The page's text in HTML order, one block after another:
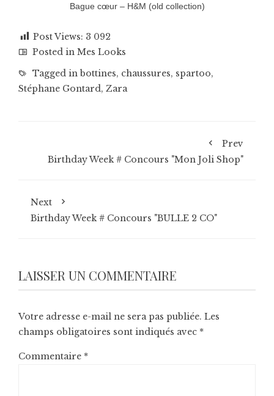
Bague cœur – H&M (old collection)
Post Views: 3 092
Posted in Mes Looks
Tagged inbottines, chaussures, spartoo,
Stéphane Gontard, Zara
Prev
Birthday Week # Concours "Mon Joli Shop"
Next
Birthday Week # Concours "BULLE 2 CO"
LAISSER UN COMMENTAIRE
Votre adresse e-mail ne sera pas publiée. Les
champs obligatoires sont indiqués avec *
Commentaire *